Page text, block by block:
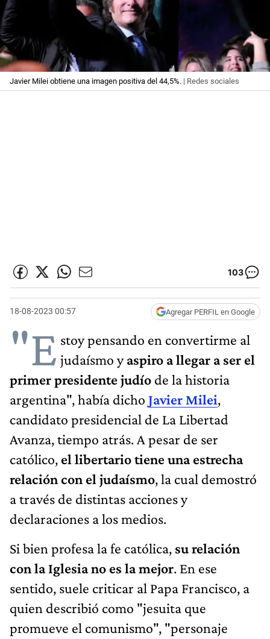
Javier Milei obtiene una imagen positiva del 44,5%. | Redes sociales
103
18-08-2023 00:57 Agregar PERFIL en Google
"E stoy pensando en convertirme al
judaísmo yaspiro a llegar a ser el
primer presidente judío de la historia
argentina", había dicho Javier Milei,
candidato presidencial de La Libertad
Avanza, tiempo atrás. A pesar de ser
católico, el libertario tiene una estrecha
relación con el judaísmo, la cual demostró
a través de distintas acciones y
declaraciones a los medios.
Si bien profesa la fe católica, su relación
con la Iglesia no es la mejor. En ese
sentido, suele criticar al Papa Francisco, a
quien describió como "jesuita que
promueve el comunismo", "personaje